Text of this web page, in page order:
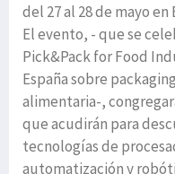
del 27 al 28 de mayo
El evento, - que se
Pick&Pack for Food
España sobre
alimentaria-,
que acudirán para
tecnologías de
automatización y